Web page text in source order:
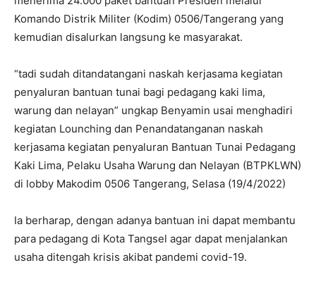
Komando Distrik Militer (Kodim) 0506/Tangerang yang
kemudian disalurkan langsung ke masyarakat.
“tadi sudah ditandatangani naskah kerjasama kegiatan
penyaluran bantuan tunai bagi pedagang kaki lima,
warung dan nelayan” ungkap Benyamin usai menghadiri
kegiatan Lounching dan Penandatanganan naskah
kerjasama kegiatan penyaluran Bantuan Tunai Pedagang
Kaki Lima, Pelaku Usaha Warung dan Nelayan (BTPKLWN)
di lobby Makodim 0506 Tangerang, Selasa (19/4/2022)
Ia berharap, dengan adanya bantuan ini dapat membantu
para pedagang di Kota Tangsel agar dapat menjalankan
usaha ditengah krisis akibat pandemi covid-19.